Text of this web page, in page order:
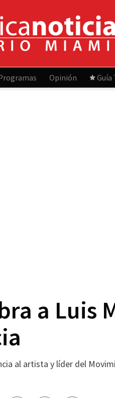
Opinión Guía
a Luis
al artista y líder del